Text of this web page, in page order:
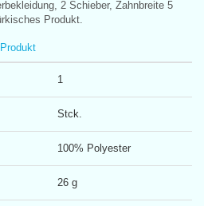
2 Schieber, Zahnbreite 5
Produkt.
1
Stck.
100% Polyester
26 g